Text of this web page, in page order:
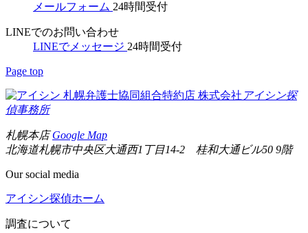
メールフォーム 24時間受付
LINEでのお問い合わせ
LINEでメッセージ 24時間受付
Page top
札幌弁護士協同組合特約店 株式会社 アイシン探
偵事務所
札幌本店Google Map
北海道札幌市中央区大通西1丁目14-2 桂和大通ビル50 9階
Our social media
アイシン探偵ホーム
調査について